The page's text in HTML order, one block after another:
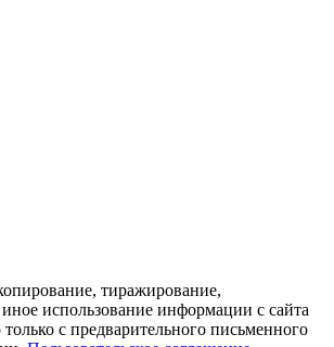
тиражирование,
использование информации с сайта
с предварительного письменного